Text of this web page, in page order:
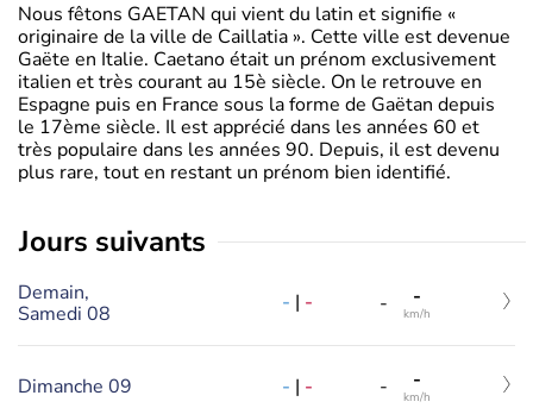
Nous fêtons GAETAN qui vient du latin et signifie «
originaire de la ville de Caillatia ». Cette ville est devenue
Gaëte en Italie. Caetano était un prénom exclusivement
italien et très courant au 15è siècle. On le retrouve en
Espagne puis en France sous la forme de Gaëtan depuis
le 17ème siècle. Il est apprécié dans les années 60 et
très populaire dans les années 90. Depuis, il est devenu
plus rare, tout en restant un prénom bien identifié.
jours suivants
Demain,
Samedi 08
- | - - -
km/h
Dimanche 09 - | - - -
km/h